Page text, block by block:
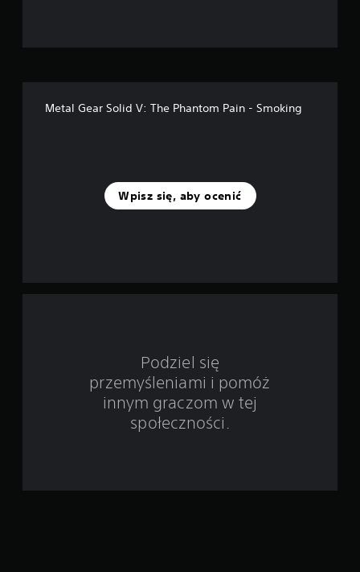
—
n
t
Metal Gear Solid V: The Phantom Pain - Smoking
Wpisz się, aby ocenić
Podziel się
przemyśleniami i pomóż
innym graczom w tej
społeczności.